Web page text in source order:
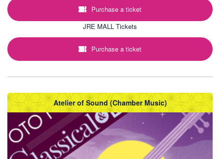
Purchase a ticket
JRE MALL Tickets
Purchase a ticket
Atelier of Sound (Chamber Music)